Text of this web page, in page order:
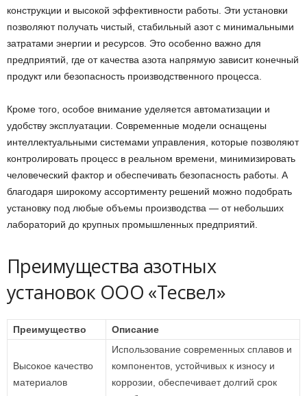
конструкции и высокой эффективности работы. Эти установки
позволяют получать чистый, стабильный азот с минимальными
затратами энергии и ресурсов. Это особенно важно для
предприятий, где от качества азота напрямую зависит конечный
продукт или безопасность производственного процесса.
Кроме того, особое внимание уделяется автоматизации и
удобству эксплуатации. Современные модели оснащены
интеллектуальными системами управления, которые позволяют
контролировать процесс в реальном времени, минимизировать
человеческий фактор и обеспечивать безопасность работы. А
благодаря широкому ассортименту решений можно подобрать
установку под любые объемы производства — от небольших
лабораторий до крупных промышленных предприятий.
Преимущества азотных
установок ООО «Тесвел»
Преимущество Описание
Высокое качество
материалов
Использование современных сплавов и
компонентов, устойчивых к износу и
коррозии, обеспечивает долгий срок